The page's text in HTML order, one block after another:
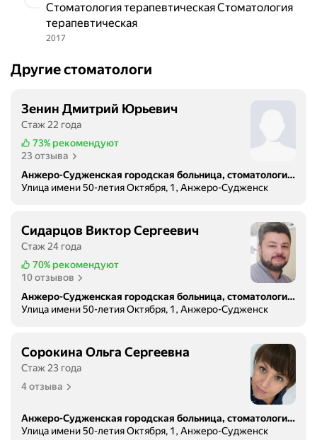
Стоматология терапевтическая Стоматология
терапевтическая
2017
Другие стоматологи
Зенин Дмитрий Юрьевич
Стаж 22 года
73% рекомендуют
23 отзыва
Анжеро-Судженская городская больница, стоматологическая поликлиника
Улица имени 50-летия Октября, 1, Анжеро-Судженск
Сидарцов Виктор Сергеевич
Стаж 24 года
70% рекомендуют
10 отзывов
Анжеро-Судженская городская больница, стоматологическая поликлиника
Улица имени 50-летия Октября, 1, Анжеро-Судженск
Сорокина Ольга Сергеевна
Стаж 23 года
4 отзыва
Анжеро-Судженская городская больница, стоматологическая поликлиника
Улица имени 50-летия Октября, 1, Анжеро-Судженск